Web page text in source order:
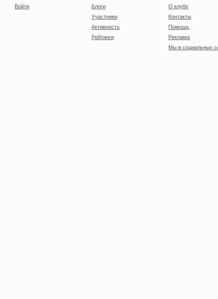
Войти
Блоги
Участники
Активность
Рейтинги
О клубе
Контакты
Помощь
Реклама
Мы в социальных